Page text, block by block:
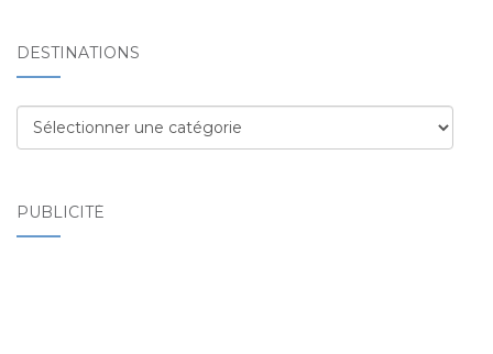
DESTINATIONS
Destinations
PUBLICITÉ